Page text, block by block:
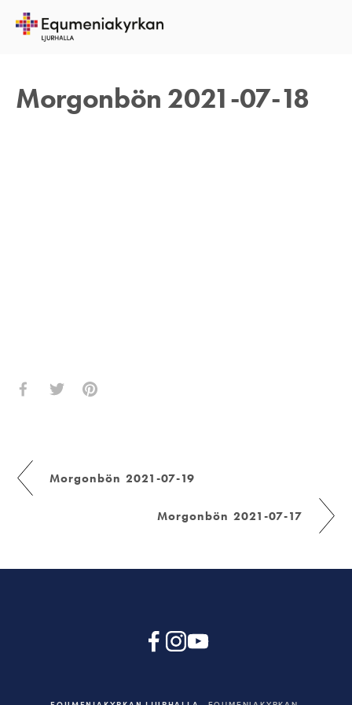
Morgonbön 2021-07-18
18 JULI 2021
Morgonbön 2021-07-19
Morgonbön 2021-07-17